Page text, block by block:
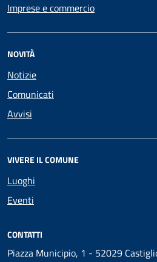
Imprese e commercio
NOVITÀ
Notizie
Comunicati
Avvisi
VIVERE IL COMUNE
Luoghi
Eventi
CONTATTI
Piazza Municipio, 1 - 52029